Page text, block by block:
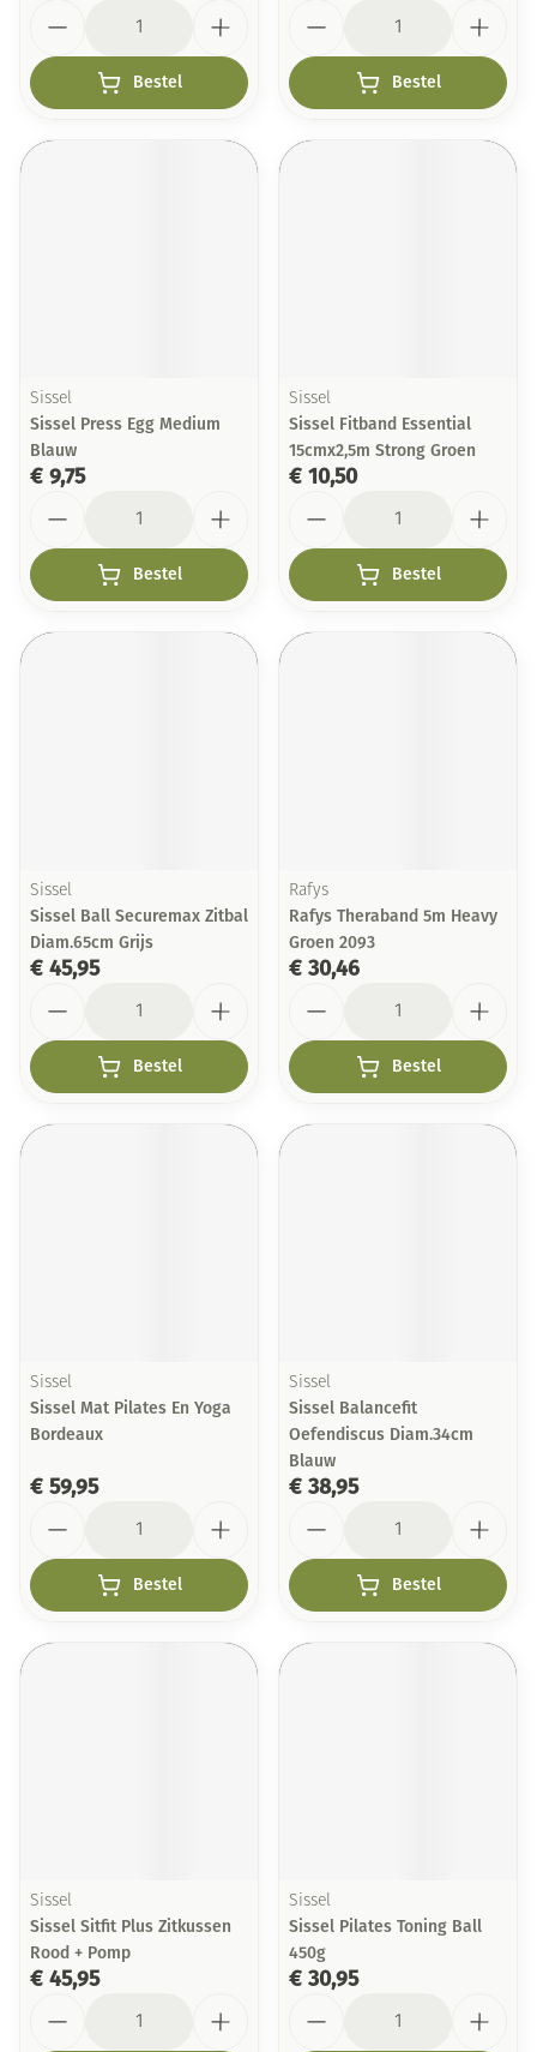
Bestel Bestel
Sissel
Sissel Press Egg Medium
Blauw
€ 9,75
Bestel
Sissel
Sissel Fitband Essential
15cmx2,5m Strong Groen
€ 10,50
Bestel
Sissel
Sissel Ball Securemax Zitbal
Diam.65cm Grijs
€ 45,95
Bestel
Rafys
Rafys Theraband 5m Heavy
Groen 2093
€ 30,46
Bestel
Sissel
Sissel Mat Pilates En Yoga
Bordeaux
€ 59,95
Bestel
Sissel
Sissel Balancefit
Oefendiscus Diam.34cm
Blauw
€ 38,95
Bestel
Sissel
Sissel Sitfit Plus Zitkussen
Rood + Pomp
€ 45,95
Sissel
Sissel Pilates Toning Ball
450g
€ 30,95